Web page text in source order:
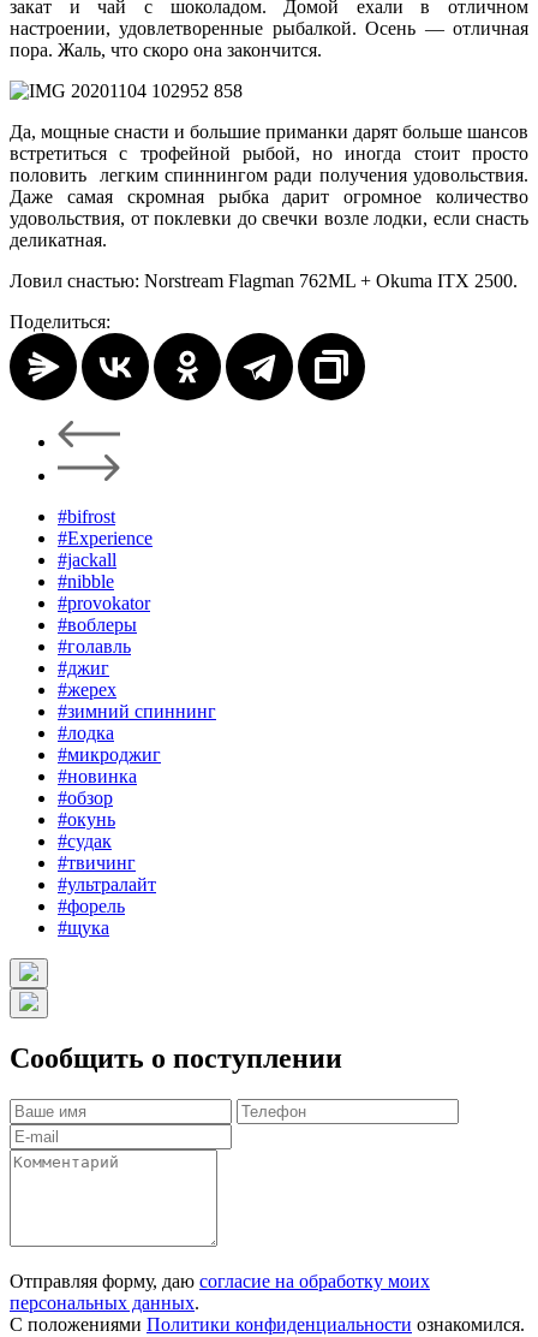
закат и чай с шоколадом. Домой ехали в отличном
настроении, удовлетворенные рыбалкой. Осень — отличная
пора. Жаль, что скоро она закончится.
Да, мощные снасти и большие приманки дарят больше шансов
встретиться с трофейной рыбой, но иногда стоит просто
половить легким спиннингом ради получения удовольствия.
Даже самая скромная рыбка дарит огромное количество
удовольствия, от поклевки до свечки возле лодки, если снасть
деликатная.
Ловил снастью: Norstream Flagman 762ML + Okuma ITX 2500.
Поделиться:
#bifrost
#Experience
#jackall
#nibble
#provokator
#воблеры
#голавль
#джиг
#жерех
#зимний спиннинг
#лодка
#микроджиг
#новинка
#обзор
#окунь
#судак
#твичинг
#ультралайт
#форель
#щука
Сообщить о поступлении
Отправляя форму, даю согласие на обработку моих
персональных данных.
С положениями Политики конфиденциальности ознакомился.